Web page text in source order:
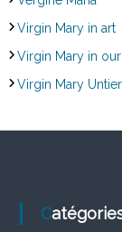
Virgin Mary in art
Virgin Mary in
Virgin Mary